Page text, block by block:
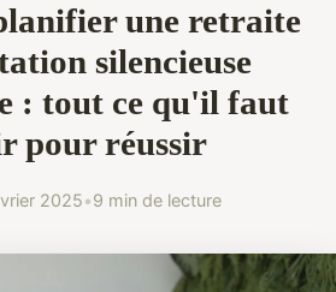
une retraite
silencieuse
: tout ce qu'il faut
pour réussir
2025•9 min de lecture